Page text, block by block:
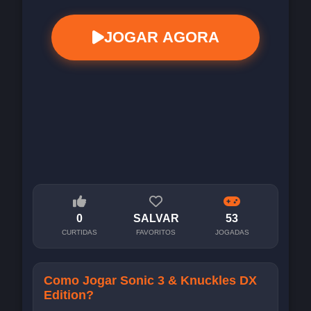
JOGAR AGORA
0
CURTIDAS
SALVAR
FAVORITOS
53
JOGADAS
Como Jogar Sonic 3 & Knuckles DX
Edition?